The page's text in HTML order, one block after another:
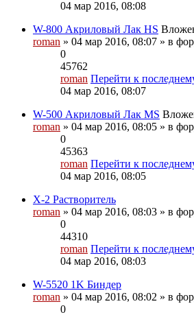
04 мар 2016, 08:08
W-800 Акриловый Лак HS
roman » 04 мар 2016, 08:07 » в
0
45762
roman Перейти к
04 мар 2016, 08:07
W-500 Акриловый Лак MS
roman » 04 мар 2016, 08:05 » в
0
45363
roman Перейти к
04 мар 2016, 08:05
X-2 Растворитель
roman » 04 мар 2016, 08:03 » в
0
44310
roman Перейти к
04 мар 2016, 08:03
W-5520 1K Биндер
roman » 04 мар 2016, 08:02 » в
0